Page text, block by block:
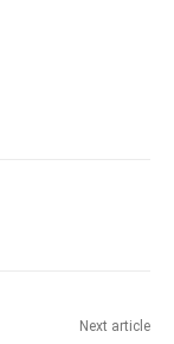
Next article